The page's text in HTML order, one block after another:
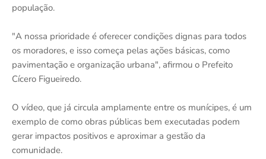
população.
"A nossa prioridade é oferecer condições dignas para todos
os moradores, e isso começa pelas ações básicas, como
pavimentação e organização urbana", afirmou o Prefeito
Cícero Figueiredo.
O vídeo, que já circula amplamente entre os munícipes, é um
exemplo de como obras públicas bem executadas podem
gerar impactos positivos e aproximar a gestão da
comunidade.